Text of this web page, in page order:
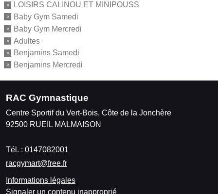
LOISIRS CALINOU ET MINIPOUSS
Baby Gym Samedi
Baby Gym Mercredi
Adultes
Benjamins Samedi
Benjamins Mercredi
RAC Gymnastique
Centre Sportif du Vert-Bois, Côte de la Jonchère
92500 RUEIL MALMAISON
Tél. : 0147082001
racgymart@free.fr
Informations légales
Signaler un contenu inapproprié